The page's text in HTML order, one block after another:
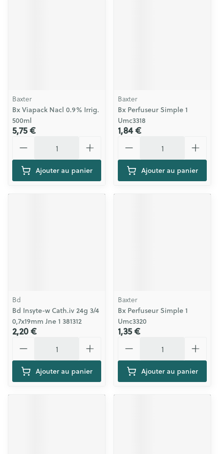
Baxter
Bx Viapack Nacl 0.9% Irrig.
500ml
5,75 €
Ajouter au panier
Baxter
Bx Perfuseur Simple 1
Umc3318
1,84 €
Ajouter au panier
Bd
Bd Insyte-w Cath.iv 24g 3/4
0,7x19mm Jne 1 381312
2,20 €
Ajouter au panier
Baxter
Bx Perfuseur Simple 1
Umc3320
1,35 €
Ajouter au panier